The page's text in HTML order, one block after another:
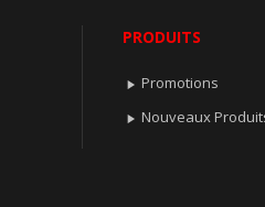
PRODUITS
 Promotions
 Nouveaux